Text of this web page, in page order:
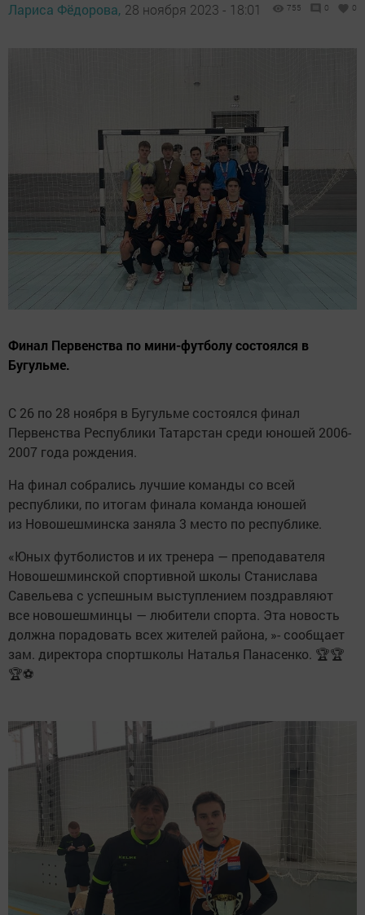
Лариса Фёдорова, 28 ноября 2023 - 18:01 755 0 0
Финал Первенства по мини-футболу состоялся в
Бугульме.
С 26 по 28 ноября в Бугульме состоялся финал
Первенства Республики Татарстан среди юношей 2006-
2007 года рождения.
На финал собрались лучшие команды со всей
республики, по итогам финала команда юношей
из Новошешминска заняла 3 место по республике.
«Юных футболистов и их тренера — преподавателя
Новошешминской спортивной школы Станислава
Савельева с успешным выступлением поздравляют
все новошешминцы — любители спорта. Эта новость
должна порадовать всех жителей района, »- сообщает
зам. директора спортшколы Наталья Панасенко. 🏆🏆
🏆⚽